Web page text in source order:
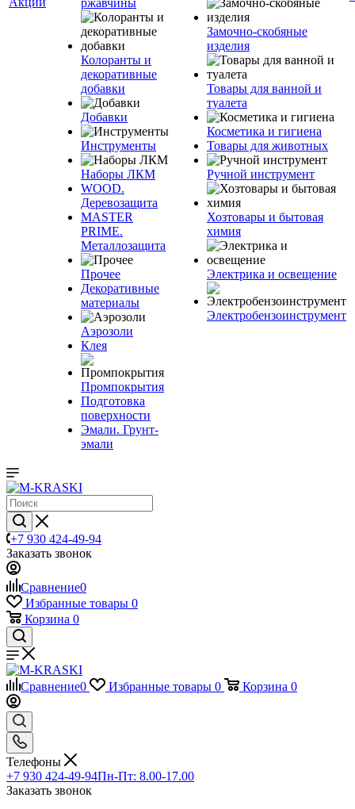
ржавчины
Колоранты и
декоративные
добавки
Добавки
Инструменты
Наборы ЛКМ
WOOD.
Деревозащита
MASTER
PRIME.
Металлозащита
Прочее
Декоративные
материалы
Аэрозоли
Клея
Промпокрытия
Подготовка
поверхности
Эмали. Грунт-
эмали
Замочно-скобяные
изделия
Товары для ванной и
туалета
Косметика и гигиена
Товары для животных
Ручной инструмент
Хозтовары и бытовая
химия
Электрика и освещение
Электробензоинструмент
+7 930 424-49-94
Заказать звонок
Сравнение0
Избранные товары 0
Корзина 0
Сравнение0 Избранные товары 0 Корзина 0
Телефоны
+7 930 424-49-94Пн-Пт: 8.00-17.00
Заказать звонок